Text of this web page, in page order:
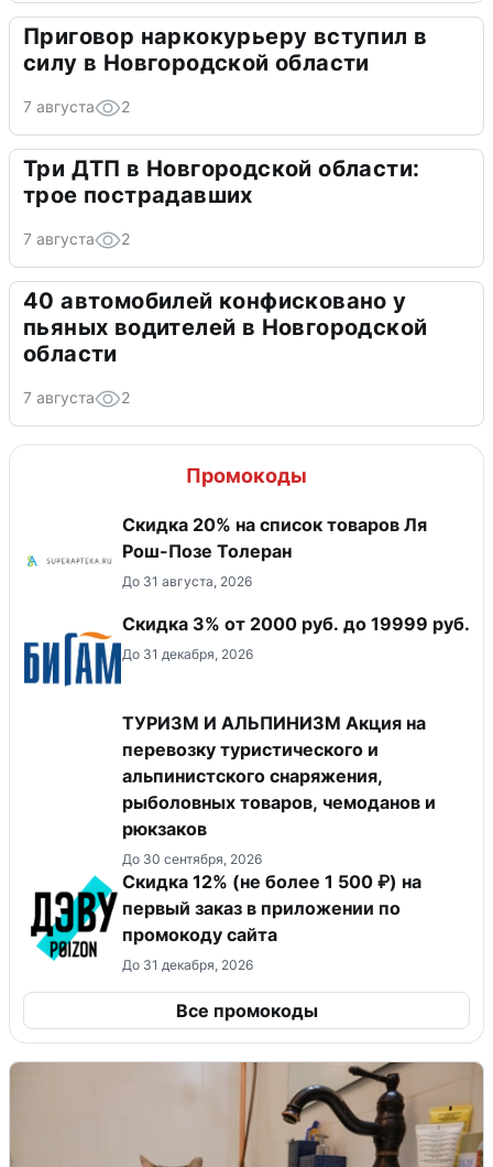
Приговор наркокурьеру вступил в
силу в Новгородской области
7 августа 2
Три ДТП в Новгородской области:
трое пострадавших
7 августа 2
40 автомобилей конфисковано у
пьяных водителей в Новгородской
области
7 августа 2
Промокоды
Скидка 20% на список товаров Ля
Рош-Позе Толеран
До 31 августа, 2026
​Скидка 3% от 2000 руб. до 19999 руб.
До 31 декабря, 2026
ТУРИЗМ И АЛЬПИНИЗМ Акция на
перевозку туристического и
альпинистского снаряжения,
рыболовных товаров, чемоданов и
рюкзаков
До 30 сентября, 2026
Скидка 12% (не более 1 500 ₽) на
первый заказ в приложении по
промокоду сайта
До 31 декабря, 2026
Все промокоды